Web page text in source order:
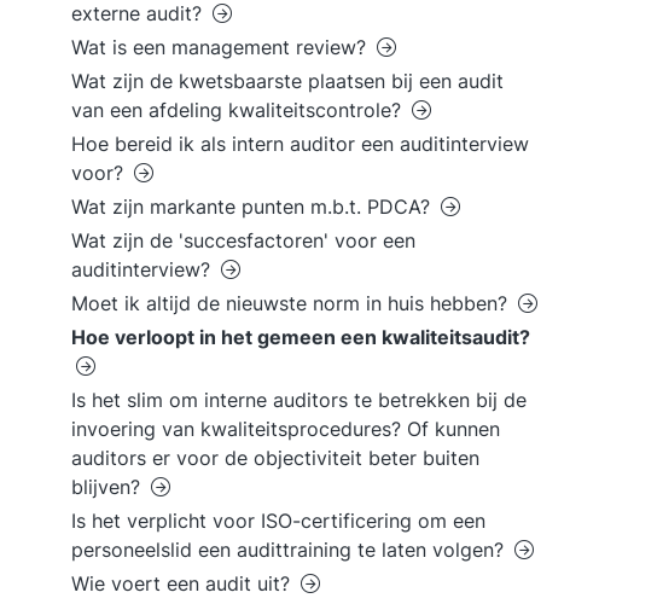
externe audit?
Wat is een management review?
Wat zijn de kwetsbaarste plaatsen bij een audit
van een afdeling kwaliteitscontrole?
Hoe bereid ik als intern auditor een auditinterview
voor?
Wat zijn markante punten m.b.t. PDCA?
Wat zijn de 'succesfactoren' voor een
auditinterview?
Moet ik altijd de nieuwste norm in huis hebben?
Hoe verloopt in het gemeen een kwaliteitsaudit?
Is het slim om interne auditors te betrekken bij de
invoering van kwaliteitsprocedures? Of kunnen
auditors er voor de objectiviteit beter buiten
blijven?
Is het verplicht voor ISO-certificering om een
personeelslid een audittraining te laten volgen?
Wie voert een audit uit?